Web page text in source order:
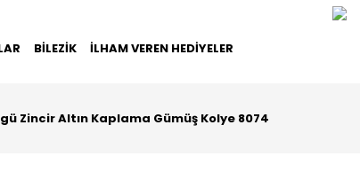
BILEZIK İLHAM VEREN HEDIYELER
Zincir Altın Kaplama Gümüş Kolye 8074